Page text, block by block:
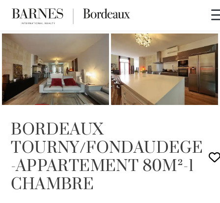
BORDEAUX
TOURNY/FONDAUDEGE
-APPARTEMENT 80M²-1
CHAMBRE